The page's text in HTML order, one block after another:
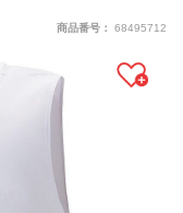
商品番号： 68495712